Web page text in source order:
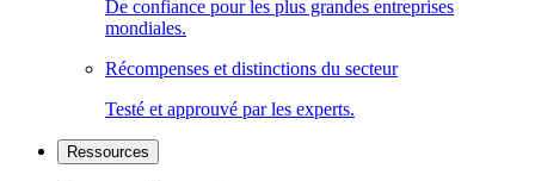
De confiance pour les plus grandes entreprises
mondiales.
Récompenses et distinctions du secteur
Testé et approuvé par les experts.
Ressources